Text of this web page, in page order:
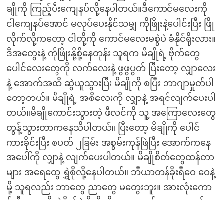
ချိုကို ကြည့်ပီးကျေနပ်လို့နေပါတယ်။ဒီကောင်မလေးကို
ငါကျေနပ်အောင် မလုပ်ပေးနိုင်သမျှ ကိုဖြိုးနဲ့ပေါင်းပြီး ဖြို
လိုက်လို့ကတော့ ငါတို့ကို ကောင်မလေးမစွဲပဲ ခံနိုင်ရိုးလား။
ဒီအတွေးနဲ့ ကိုဖြိုးနို့စို့နေတုန်း သူရက မိချိုရဲ့ ဗိုက်တွေ
ပေါင်လေးတွေကို လက်လေးနဲ့ ဖွဖွပွတ် ပြီးတော့ လျှာလေး
နဲ့ အောက်အထိ ဆွဲယူသွားပြီး မိချိုကို စပြီး ဘာဂျာမှုတ်ပါ
တော့တယ်။ မိချိုရဲ့ အစိလေးကို လျှာနဲ့ အရင်လျက်ပေးပါ
တယ်။မိချိုကောင်းသွားတဲ့ ဖီလင်ကို သူ့ အကြောလေးတွေ
တွန့်သွားတာကနေသိပါတယ်။ ပြီးတော့ မိချိုကို ပေါင်
ကားခိုင်းပြီး စပတ် ၂ခြမ်း အစွမ်းကုန်ဖြဲပြီး အောက်ကနေ
အပေါ်ကို လျှာနဲ့ လျက်ပေးပါတယ်။ မိချိုစိတ်တွေထန်တာ
များ အရေတွေ ရွှဲစိုလို့နေပါတယ်။ ဘီယာတန်ခိုးရီဝေ ဝေနဲ့
မို့ သူရလည်း ဘာတွေ ညာတွေ မတွေးဘူး။ အားလုံးကော